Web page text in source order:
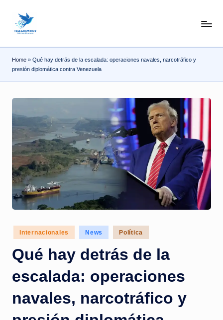
N
o
T
i
T
e
l
e
|
N
o
ti
c
a
s
a
Home » Qué hay detrás de la escalada: operaciones navales, narcotráfico y
presión diplomática contra Venezuela
Posted
in
Internacionales News Política
Qué hay detrás de la
escalada: operaciones
navales, narcotráfico y